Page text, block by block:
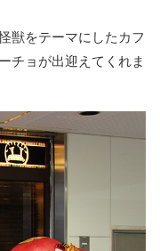
獣をテーマにしたカフ
チョが出迎えてくれま